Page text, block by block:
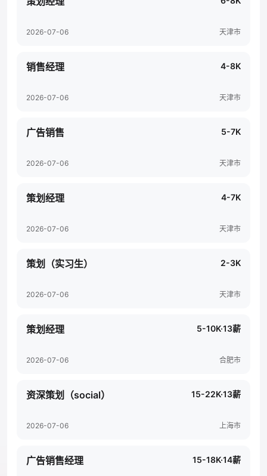
2026-07-06 天津市
销售经理 4-8K
2026-07-06 天津市
广告销售 5-7K
2026-07-06 天津市
策划经理 4-7K
2026-07-06 天津市
策划（实习生） 2-3K
2026-07-06 天津市
策划经理 5-10K·13薪
2026-07-06 合肥市
资深策划（social） 15-22K·13薪
2026-07-06 上海市
广告销售经理 15-18K·14薪